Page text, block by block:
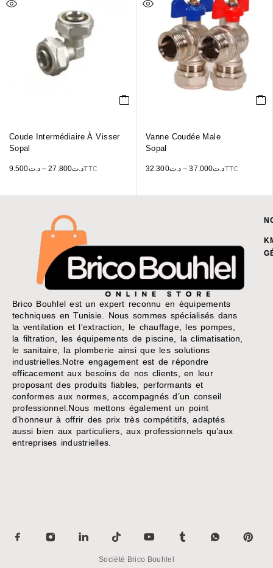
Coude Intermédiaire À Visser
Sopal
د.ت9.500 – د.ت27.800 TTC
Vanne Coudée Male
Sopal
د.ت32.300 – د.ت37.000 TTC
Brico Bouhlel est un expert reconnu en équipements
techniques en Tunisie. Nous sommes spécialisés dans
la ventilation et l’extraction, le chauffage, les pompes,
la filtration, les équipements de piscine, la climatisation,
le sanitaire, la plomberie ainsi que les solutions
industrielles.Notre engagement est de répondre
efficacement aux besoins de nos clients, en leur
proposant des produits fiables, performants et
conformes aux normes, accompagnés d’un conseil
professionnel.Nous mettons également un point
d’honneur à offrir des prix très compétitifs, adaptés
aussi bien aux particuliers, aux professionnels qu’aux
entreprises industrielles.
Société Brico Bouhlel